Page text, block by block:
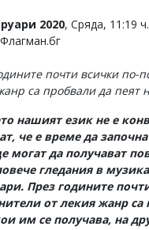
2020, Сряда, 11:19 ч.
почти всички по-
са пробвали да пеят
нашият език не е
че е време да
могат да получават
гледания в
През годините
от лекия жанр са
им се получава, на